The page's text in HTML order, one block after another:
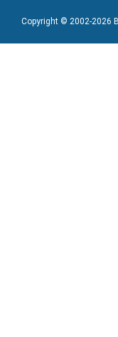
Copyright © 2002-2026